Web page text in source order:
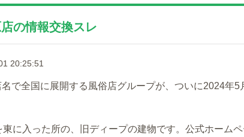
の情報交換スレ
20:25:51
で全国に展開する風俗店グループが、ついに2024年5
に入った所の、旧ディープの建物です。公式ホーム